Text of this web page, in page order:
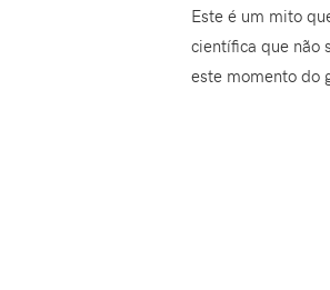
Este é um mito
científica que não
este momento do